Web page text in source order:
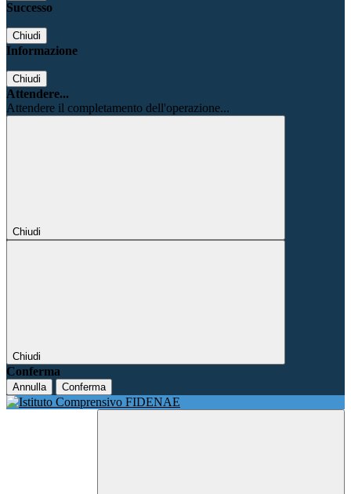
Successo
Chiudi
Informazione
Chiudi
Attendere...
Attendere il completamento dell'operazione...
Chiudi
Chiudi
Conferma
Annulla Conferma